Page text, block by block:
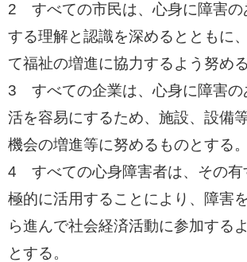
2 すべての市民は、心身に障害の
する理解と認識を深めるとともに
て福祉の増進に協力するよう努め
3 すべての企業は、心身に障害の
活を容易にするため、施設、設備
機会の増進等に努めるものとする。
4 すべての心身障害者は、その有
極的に活用することにより、障害
ら進んで社会経済活動に参加する
とする。